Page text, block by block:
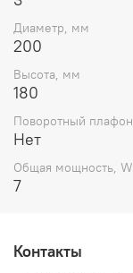
Диаметр, мм
200
Высота, мм
180
Поворотный плафон
Нет
Общая мощность, W
7
Контакты